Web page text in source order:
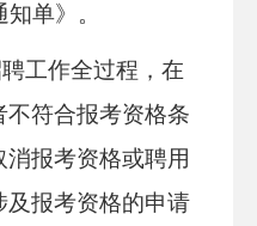
单》。
工作全过程，在
符合报考资格条
报考资格或聘用
及报考资格的申请